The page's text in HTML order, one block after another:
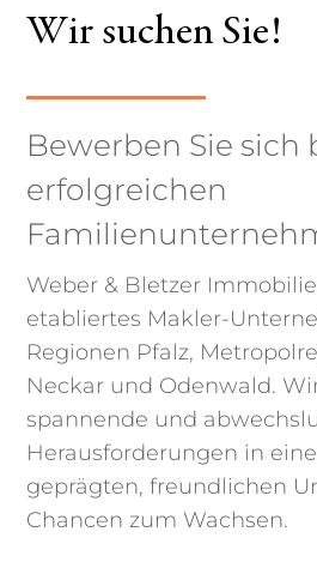
Wir suchen Sie!
Bewerben Sie sich
erfolgreichen
Weber & Bletzer
etabliertes Makler-
Regionen Pfalz,
Neckar und Odenwald.
spannende und
Herausforderungen in
geprägten, freundlichen
Chancen zum Wachsen.